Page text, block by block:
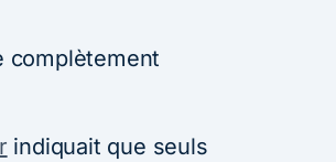
complètement
indiquait que seuls